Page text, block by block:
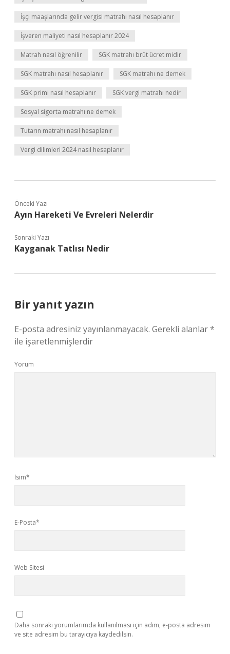
İşçi maaşlarında gelir vergisi matrahı nasıl hesaplanır
İşveren maliyeti nasıl hesaplanır 2024
Matrah nasıl öğrenilir SGK matrahı brüt ücret midir
SGK matrahı nasıl hesaplanır SGK matrahı ne demek
SGK primi nasıl hesaplanır SGK vergi matrahı nedir
Sosyal sigorta matrahı ne demek
Tutarın matrahı nasıl hesaplanır
Vergi dilimleri 2024 nasıl hesaplanır
Önceki Yazı
Ayın Hareketi Ve Evreleri Nelerdir
Sonraki Yazı
Kayganak Tatlısı Nedir
Bir yanıt yazın
E-posta adresiniz yayınlanmayacak. Gerekli alanlar*
ile işaretlenmişlerdir
Yorum
İsim*
E-Posta*
Web Sitesi
Daha sonraki yorumlarımda kullanılması için adım, e-posta adresim
ve site adresim bu tarayıcıya kaydedilsin.